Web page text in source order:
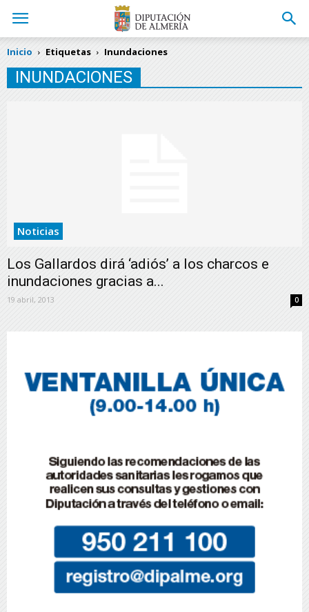
Inicio Etiquetas Inundaciones
INUNDACIONES
Noticias
Los Gallardos dirá ‘adiós’ a los charcos e
inundaciones gracias a...
19 abril, 2013 0